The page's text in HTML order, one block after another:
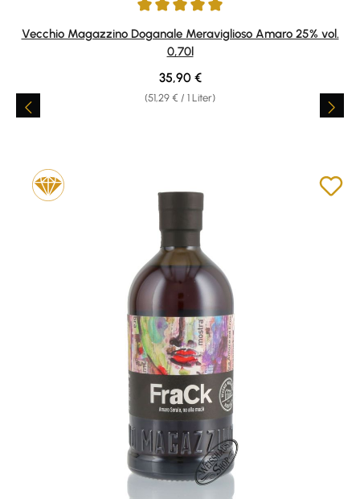
Durchschnittliche Bewertung von 5 von 5 Sternen
Vecchio Magazzino Doganale Meraviglioso Amaro 25% vol.
0,70l
(51,29 € / 1 Liter)
Regulärer Preis:
35,90 €